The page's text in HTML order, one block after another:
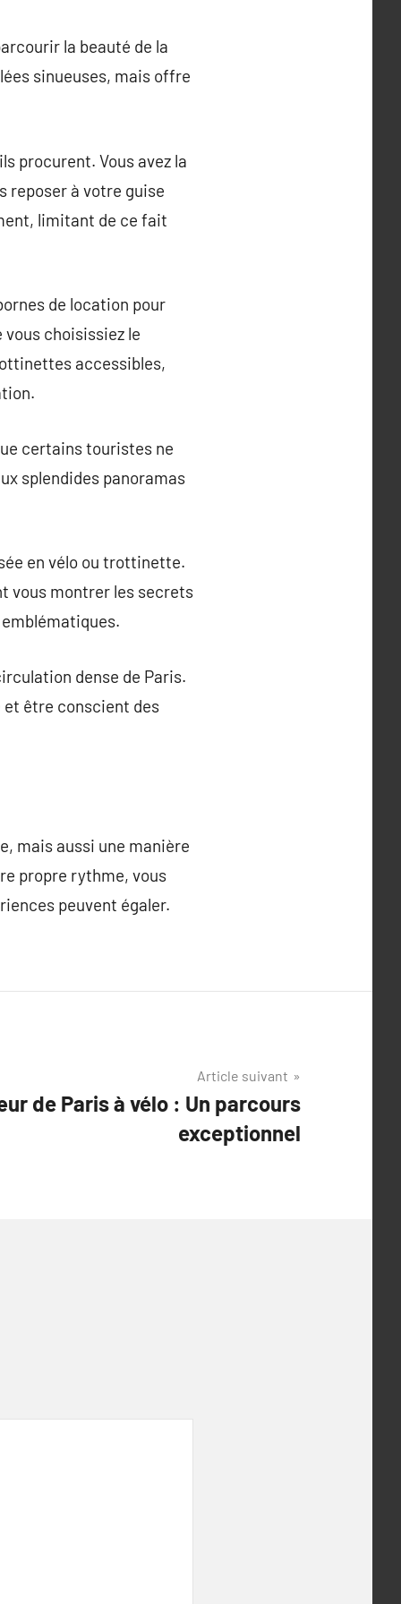
la beauté de la
sinueuses, mais offre
procurent. Vous avez la
reposer à votre guise
limitant de ce fait
de location pour
choisissiez le
accessibles,
certains touristes ne
splendides panoramas
en vélo ou trottinette.
vous montrer les secrets
dense de Paris.
et être conscient des
mais aussi une manière
propre rythme, vous
peuvent égaler.
Article suivant
de Paris à vélo : Un parcours
exceptionnel